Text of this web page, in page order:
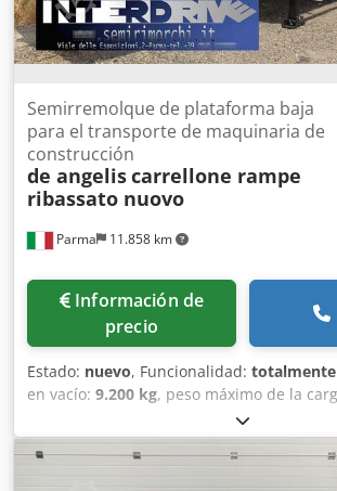
Parma 11.858 km
Semirremolque de plataforma baja
para el transporte de maquinaria de
construcción
de angeliscarrellone rampe
ribassato nuovo
Información de
precio
Estado: nuevo, Funcionalidad:
en vacío: 9.200 kg, peso máximo de la
, configuración de
longitud del espacio de carga:10.000 mm
espacio de carga:2.550 mm, altura del
850 mm
13.700 mm